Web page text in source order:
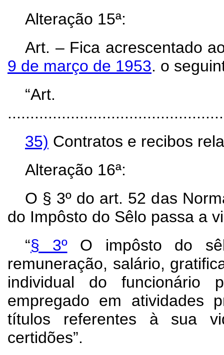
Alteração 15ª:
Art. – Fica acrescentado
9 de março de 1953. o
35) Contratos e recibos
Alteração 16ª:
O § 3º do art. 52 das
do Impôsto do Sêlo passa a
“§ 3ºO impôsto do
remuneração, salário,
individual do funcionário
empregado em atividades
títulos referentes à sua
certidões”.